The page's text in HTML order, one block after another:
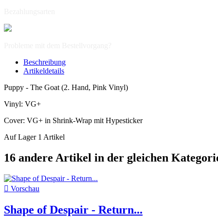
Beschreibung
Artikeldetails
Puppy - The Goat (2. Hand, Pink Vinyl)
Vinyl: VG+
Cover: VG+ in Shrink-Wrap mit Hypesticker
Auf Lager 1 Artikel
16 andere Artikel in der gleichen
 Vorschau
Shape of Despair - Return...